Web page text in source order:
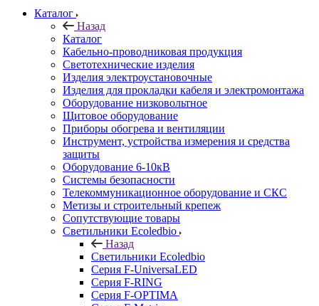
Каталог
Назад
Каталог
Кабельно-проводниковая продукция
Светотехнические изделия
Изделия электроустановочные
Изделия для прокладки кабеля и электромонтажа
Оборудование низковольтное
Щитовое оборудование
Приборы обогрева и вентиляции
Инструмент, устройства измерения и средства
защиты
Оборудование 6-10кВ
Системы безопасности
Телекоммуникационное оборудование и СКС
Метизы и строительный крепеж
Сопутствующие товары
Светильники Ecoledbio
Назад
Светильники Ecoledbio
Серия F-UniversaLED
Серия F-RING
Серия F-OPTIMA